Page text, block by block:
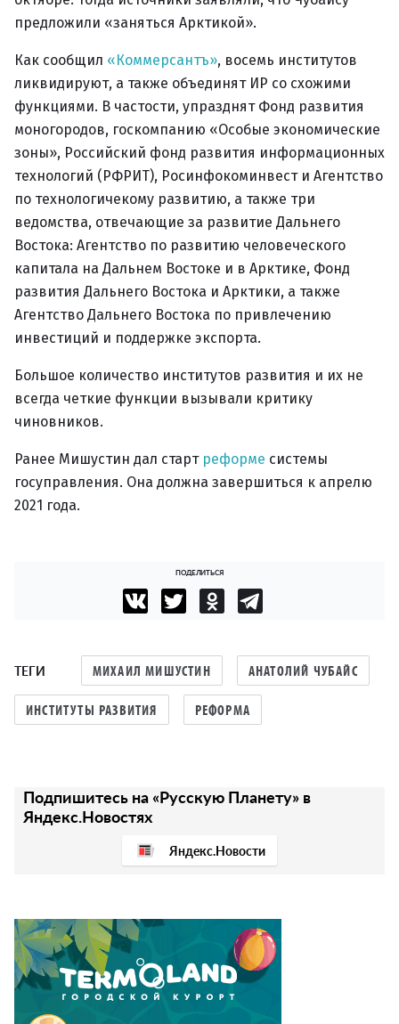
предложили «заняться Арктикой».
Как сообщил «Коммерсантъ», восемь институтов
ликвидируют, а также объединят ИР со схожими
функциями. В частости, упразднят Фонд развития
моногородов, госкомпанию «Особые экономические
зоны», Российский фонд развития информационных
технологий (РФРИТ), Росинфокоминвест и Агентство
по технологичекому развитию, а также три
ведомства, отвечающие за развитие Дальнего
Востока: Агентство по развитию человеческого
капитала на Дальнем Востоке и в Арктике, Фонд
развития Дальнего Востока и Арктики, а также
Агентство Дальнего Востока по привлечению
инвестиций и поддержке экспорта.
Большое количество институтов развития и их не
всегда четкие функции вызывали критику
чиновников.
Ранее Мишустин дал старт реформе системы
госуправления. Она должна завершиться к апрелю
2021 года.
ПОДЕЛИТЬСЯ
ТЕГИ МИХАИЛ МИШУСТИН АНАТОЛИЙ ЧУБАЙС
ИНСТИТУТЫ РАЗВИТИЯ РЕФОРМА
Подпишитесь на «Русскую Планету» в
Яндекс.Новостях
Яндекс.Новости